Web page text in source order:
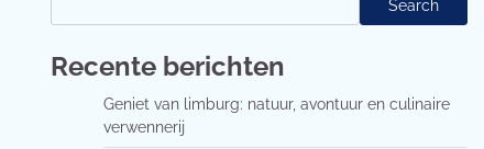
Search
Recente berichten
Geniet van limburg: natuur, avontuur en culinaire
verwennerij